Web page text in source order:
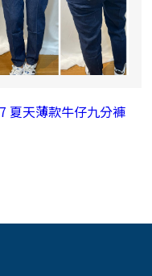
夏天薄款牛仔九分褲